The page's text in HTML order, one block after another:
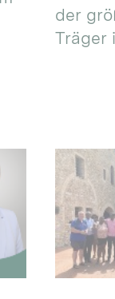
der
Träger